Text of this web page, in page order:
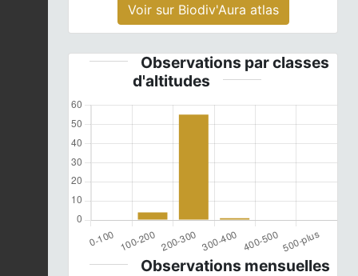
Voir sur Biodiv'Aura atlas
Observations par classes
d'altitudes
Observations mensuelles